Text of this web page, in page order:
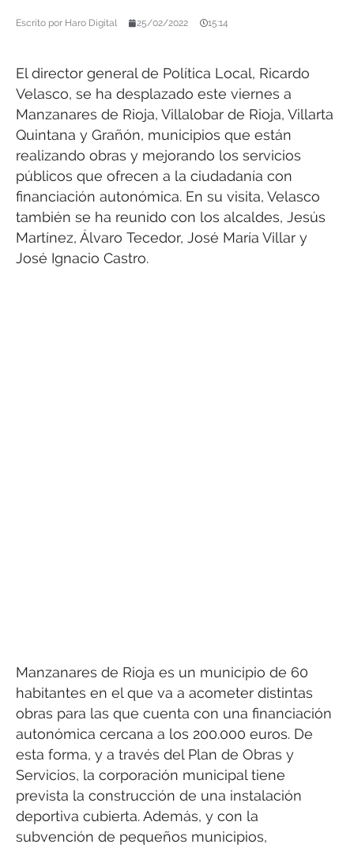
Escrito por Haro Digital 25/02/2022 15:14
El director general de Política Local, Ricardo
Velasco, se ha desplazado este viernes a
Manzanares de Rioja, Villalobar de Rioja, Villarta
Quintana y Grañón, municipios que están
realizando obras y mejorando los servicios
públicos que ofrecen a la ciudadanía con
financiación autonómica. En su visita, Velasco
también se ha reunido con los alcaldes, Jesús
Martínez, Álvaro Tecedor, José María Villar y
José Ignacio Castro.
Manzanares de Rioja es un municipio de 60
habitantes en el que va a acometer distintas
obras para las que cuenta con una financiación
autonómica cercana a los 200.000 euros. De
esta forma, y a través del Plan de Obras y
Servicios, la corporación municipal tiene
prevista la construcción de una instalación
deportiva cubierta. Además, y con la
subvención de pequeños municipios,